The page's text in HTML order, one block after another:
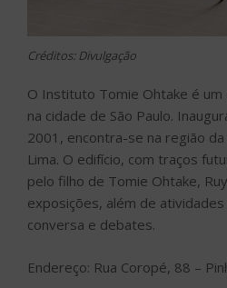
Créditos: Divulgação
O Instituto Tomie Ohtake é um
na cidade de São Paulo.
2001, encontra-se na região
Lima. O edifício, com traços
pelo filho de Tomie Ohtake,
exposições, além de
conversa e debates.
Endereço: Rua Coropé, 88 –